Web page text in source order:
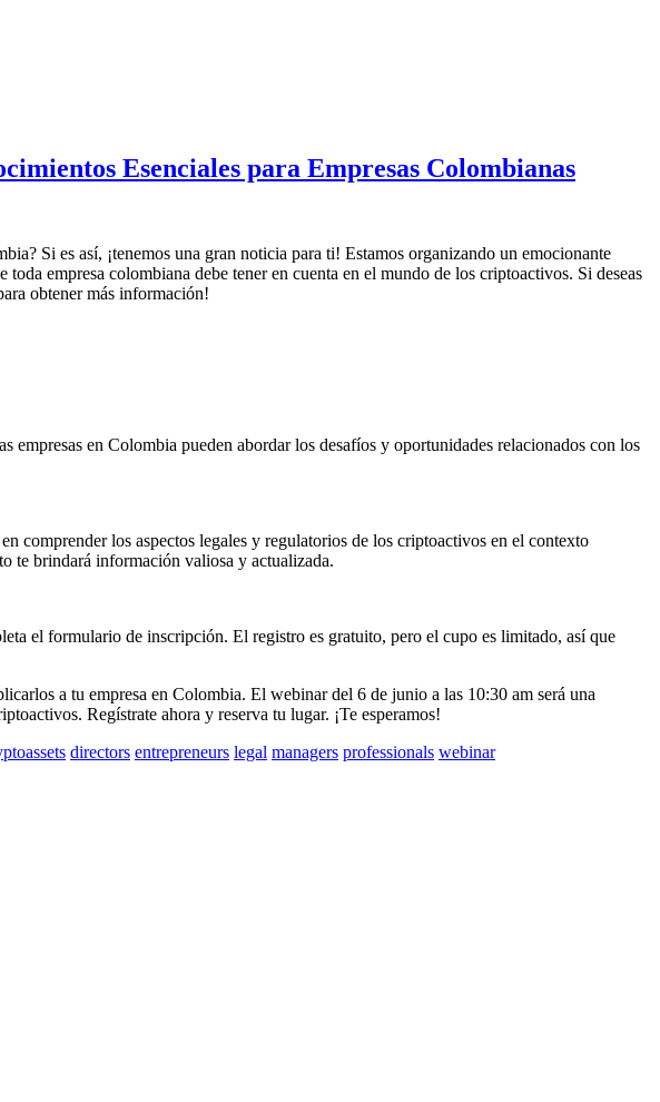
Esenciales para Empresas Colombianas
Si es así, ¡tenemos una gran noticia para ti! Estamos organizando un emocionante
empresa colombiana debe tener en cuenta en el mundo de los criptoactivos. Si deseas
obtener más información!
en Colombia pueden abordar los desafíos y oportunidades relacionados con los
comprender los aspectos legales y regulatorios de los criptoactivos en el contexto
te brindará información valiosa y actualizada.
el formulario de inscripción. El registro es gratuito, pero el cupo es limitado, así que
a tu empresa en Colombia. El webinar del 6 de junio a las 10:30 am será una
Regístrate ahora y reserva tu lugar. ¡Te esperamos!
directors entrepreneurs legal managers professionals webinar